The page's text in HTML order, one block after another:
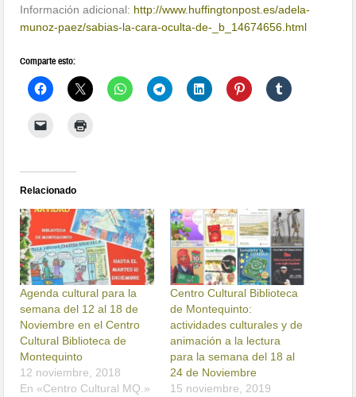
Información adicional: http://www.huffingtonpost.es/adela-
munoz-paez/sabias-la-cara-oculta-de-_b _14674656.html
Comparte esto:
Relacionado
Agenda cultural para la
semana del 12 al 18 de
Noviembre en el Centro
Cultural Biblioteca de
Montequinto
12 noviembre, 2018
En «Centro Cultural MQ.»
Centro Cultural Biblioteca
de Montequinto:
actividades culturales y de
animación a la lectura
para la semana del 18 al
24 de Noviembre
15 noviembre, 2019